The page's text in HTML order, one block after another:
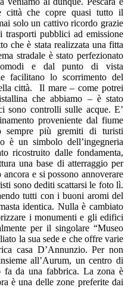
città che copre quasi tutto il
solo un cattivo ricordo grazie
pubblici ad emissione
che è stata realizzata una fitta
stradale è stato perfezionato
e dal punto di vista
facilitano lo scorrimento del
città. Il mare – come potrei
che abbiamo – è stato
sono controlli sulle acque. E’
proveniente dal fiume
sempre più gremiti di turisti
è un simbolo dell’ingegneria
ricostruito dalle fondamenta,
una base di atterraggio per
e si possono annoverare
sono dediti scattarsi le foto lì.
tutti con i buoni aromi del
identica. Nulla è cambiato
i monumenti e gli edifici
per il singolare “Museo
la sua sede e che offre varie
casa D’Annunzio. Per non
all’Aurum, un centro di
fa da una fabbrica. La zona è
è una delle zone preferite dai